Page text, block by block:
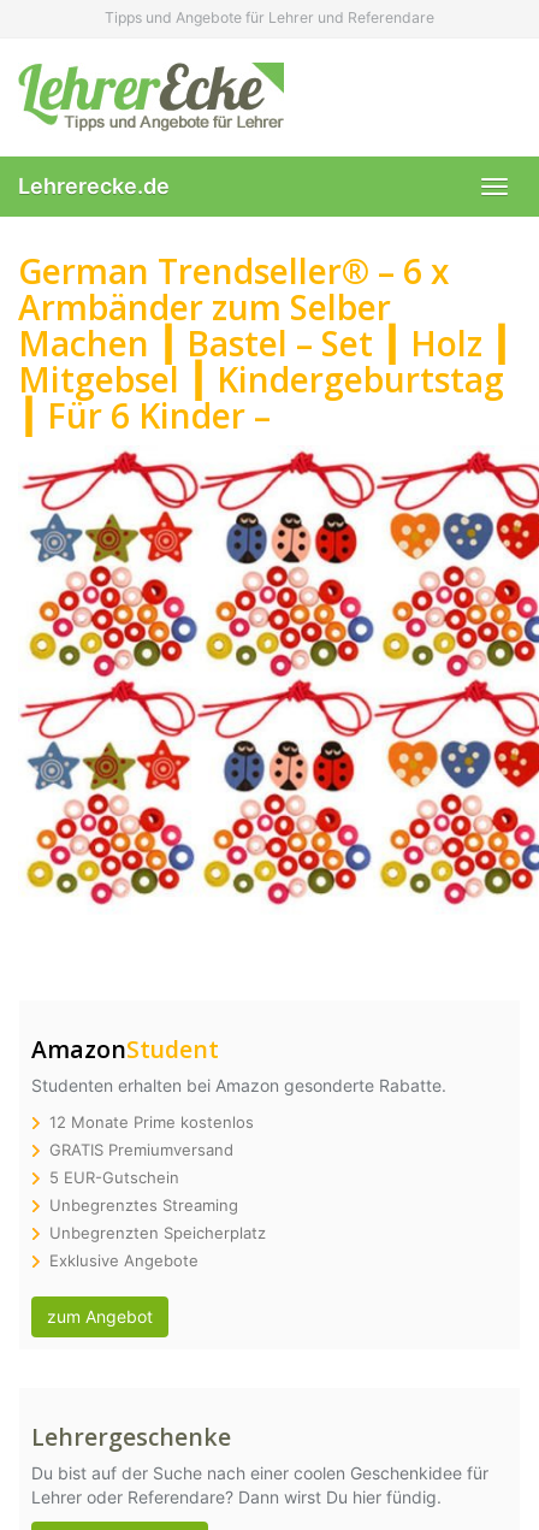
content
Tipps und Angebote für Lehrer und Referendare
Lehrerecke.de
German Trendseller® – 6 x
Armbänder zum Selber
Machen ┃ Bastel – Set ┃ Holz ┃
Mitgebsel ┃ Kindergeburtstag
┃ Für 6 Kinder –
AmazonStudent
Studenten erhalten bei Amazon gesonderte Rabatte.
12 Monate Prime kostenlos
GRATIS Premiumversand
5 EUR-Gutschein
Unbegrenztes Streaming
Unbegrenzten Speicherplatz
Exklusive Angebote
zum Angebot
Lehrergeschenke
Du bist auf der Suche nach einer coolen Geschenkidee für
Lehrer oder Referendare? Dann wirst Du hier fündig.